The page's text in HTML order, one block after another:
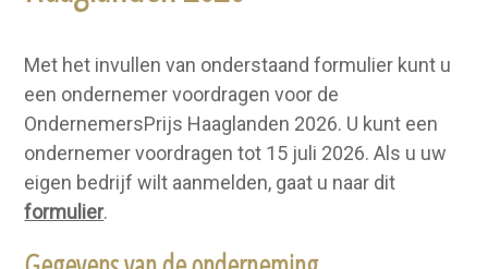
Met het invullen van onderstaand formulier kunt u
een ondernemer voordragen voor de
OndernemersPrijs Haaglanden 2026. U kunt een
ondernemer voordragen tot 15 juli 2026. Als u uw
eigen bedrijf wilt aanmelden, gaat u naar dit
formulier.